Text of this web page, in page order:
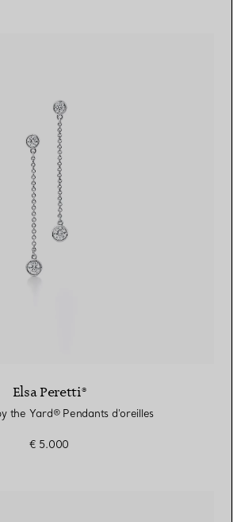
Elsa Peretti®
the Yard® Pendants d'oreilles
€ 5.000